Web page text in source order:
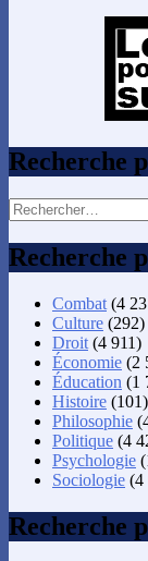
Recherche
Rechercher :
Recherche
Combat (4
Culture (292)
Droit (4 911)
Économie (2
Éducation (1
Histoire (101)
Philosophie
Politique (4
Psychologie
Sociologie (4
Recherche